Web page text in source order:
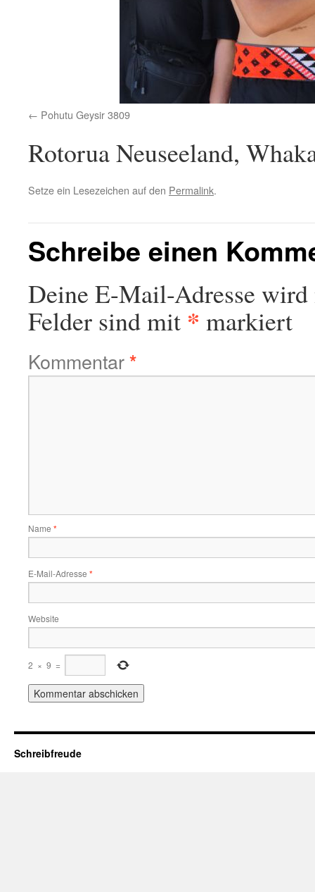
Pohutu Geysir 3809
Rotorua Neuseeland,
Setze ein Lesezeichen auf den Permalink.
Schreibe einen
Deine E-Mail-Adresse
Felder sind mit * markiert
Kommentar*
Name *
E-Mail-Adresse *
Website
2 × 9 =
Schreibfreude